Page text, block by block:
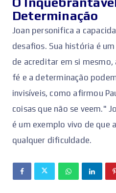
Determinação
Joan personifica a
desafios. Sua história é
de acreditar em si
fé e a determinação
invisíveis, como afirmou
coisas que não se veem."
é um exemplo vivo de que
qualquer dificuldade.